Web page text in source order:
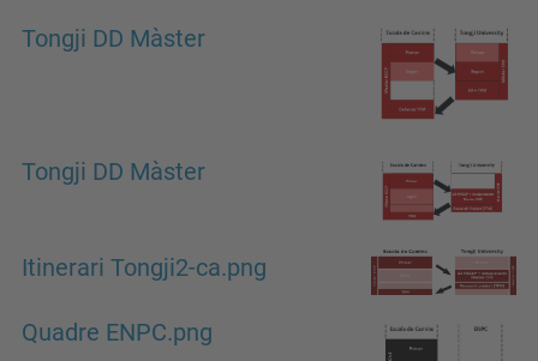
Tongji DD Màster
Tongji DD Màster
Itinerari Tongji2-ca.png
Quadre ENPC.png